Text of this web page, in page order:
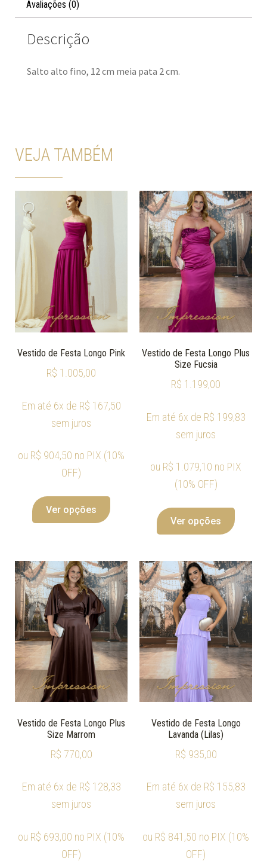
Avaliações (0)
Descrição
Salto alto fino, 12 cm meia pata 2 cm.
VEJA TAMBÉM
Vestido de Festa Longo Pink
R$ 1.005,00
Em até 6x de R$ 167,50
sem juros
ou R$ 904,50 no PIX (10%
OFF)
Ver opções
Vestido de Festa Longo Plus
Size Fucsia
R$ 1.199,00
Em até 6x de R$ 199,83
sem juros
ou R$ 1.079,10 no PIX
(10% OFF)
Ver opções
Vestido de Festa Longo Plus
Size Marrom
R$ 770,00
Em até 6x de R$ 128,33
sem juros
ou R$ 693,00 no PIX (10%
OFF)
Vestido de Festa Longo
Lavanda (Lilas)
R$ 935,00
Em até 6x de R$ 155,83
sem juros
ou R$ 841,50 no PIX (10%
OFF)